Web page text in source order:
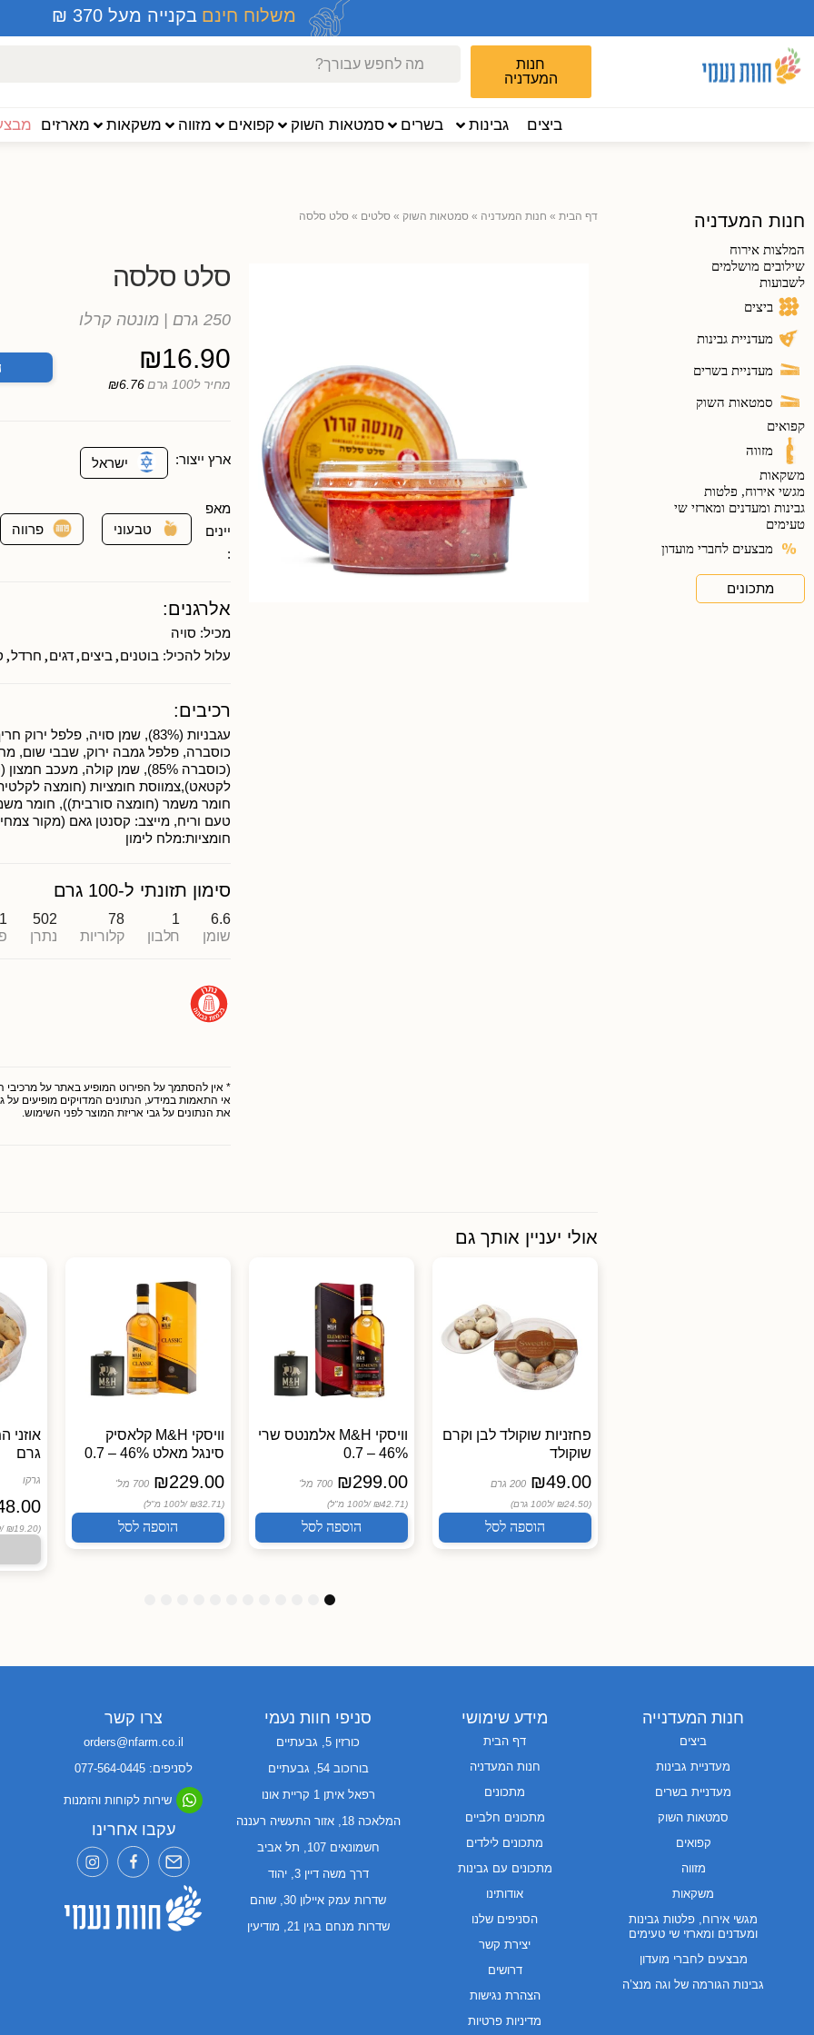
משלוח חינם בקנייה מעל 370 ₪
חנות
המעדניה
ביצים גבינות בשרים סמטאות השוק קפואים מזווה משקאות מארזים
חנות המעדניה
המלצות אירוח
שילובים מושלמים
לשבועות
ביצים
מעדניית גבינות
מעדניית בשרים
סמטאות השוק
קפואים
מזווה
משקאות
מגשי אירוח, פלטות
גבינות ומעדנים ומארזי שי
טעימים
מבצעים לחברי מועדון
מתכונים
דף הבית » חנות המעדניה » סמטאות השוק » סלטים » סלט סלסה
סלט סלסה
250 גרם | מונטה קרלו
₪16.90
מחיר ל100 גרם ₪6.76
ארץ ייצור: ישראל
מאפ
יינים
:
טבעוני פרווה
אלרגנים:
מכיל: סויה
עלול להכיל: בוטנים,ביצים,דגים, חרדל,
רכיבים:
עגבניות (83%), שמן סויה, פלפל
כוסברה, פלפל גמבה ירוק, שבבי שום,
(כוסברה 85%), שמן קולה, מעכב
לקטאט),צמווסת חומציות (חומצה
טעם וריח, מייצב: קסנטן גאם (מקור
חומציות:מלח לימון
סימון תזונתי ל-100 גרם
6.6
שומן
1
חלבון
78
קלוריות
502
נתרן
* אין להסתמך על הפירוט המופיע באתר על מרכיבי
אי התאמות במידע, הנתונים המדויקים מופיעים על
את הנתונים על גבי אריזת המוצר לפני השימוש.
אולי יעניין אותך גם
פחזניות שוקולד לבן וקרם
שוקולד
₪49.00 200 גרם
(₪24.50 / ל100 גרם)
הוספה לסל
וויסקי M&H אלמנטס שרי
46% – 0.7
₪299.00 700 מל'
(₪42.71 / ל100 מ"ל)
הוספה לסל
וויסקי M&H קלאסיק
סינגל מאלט 46% – 0.7
₪229.00 700 מל'
(₪32.71 / ל100 מ"ל)
הוספה לסל
גרם
גרקו
(₪19.20 /
חנות המעדנייה
ביצים
מעדניית גבינות
מעדניית בשרים
סמטאות השוק
קפואים
מזווה
משקאות
מגשי אירוח, פלטות גבינות
ומעדנים ומארזי שי טעימים
מבצעים לחברי מועדון
גבינות הגורמה של וגה מנצ’ה
מידע שימושי
דף הבית
חנות המעדניה
מתכונים
מתכונים חלביים
מתכונים לילדים
מתכונים עם גבינות
אודותינו
הסניפים שלנו
יצירת קשר
דרושים
הצהרת נגישות
מדיניות פרטיות
סניפי חוות נעמי
כורזין 5, גבעתיים
בורוכוב 54, גבעתיים
רפאל איתן 1 קריית אונו
המלאכה 18, אזור התעשיה רעננה
חשמונאים 107, תל אביב
דרך משה דיין 3, יהוד
שדרות עמק איילון 30, שוהם
שדרות מנחם בגין 21, מודיעין
צרו קשר
orders@nfarm.co.il
לסניפים: 077-564-0445
שירות לקוחות והזמנות
עקבו אחרינו